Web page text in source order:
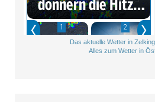
Das aktuelle Wetter in
Alles zum Wetter in